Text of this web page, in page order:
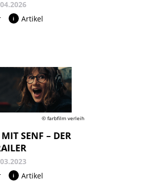
Artikel
© farbfilm verleih
SENF – DER
Artikel